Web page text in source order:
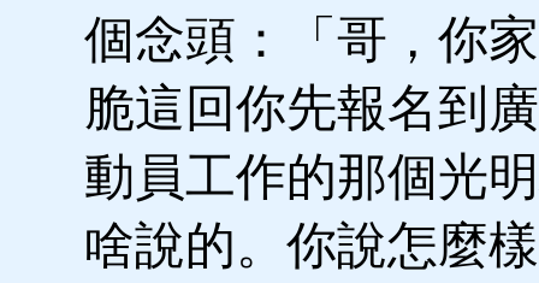
個念頭：「哥，你
脆這回你先報名到
動員工作的那個光
啥說的。你說怎麼